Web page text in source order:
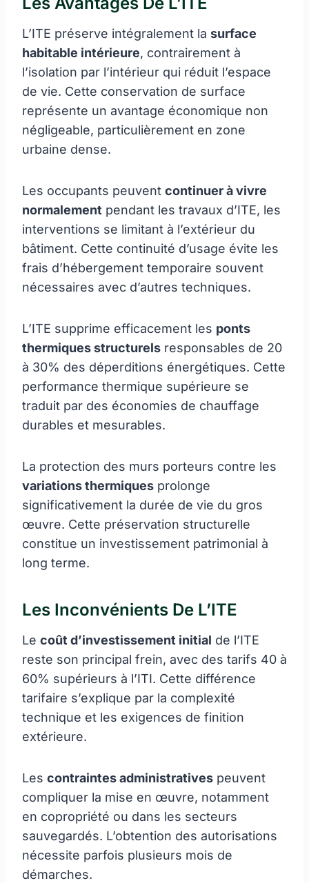
L’ITE préserve intégralement la surface
habitable intérieure, contrairement à
l’isolation par l’intérieur qui réduit l’espace
de vie. Cette conservation de surface
représente un avantage économique non
négligeable, particulièrement en zone
urbaine dense.
Les occupants peuvent continuer à vivre
normalement pendant les travaux d’ITE, les
interventions se limitant à l’extérieur du
bâtiment. Cette continuité d’usage évite les
frais d’hébergement temporaire souvent
nécessaires avec d’autres techniques.
L’ITE supprime efficacement les ponts
thermiques structurels responsables de 20
à 30% des déperditions énergétiques. Cette
performance thermique supérieure se
traduit par des économies de chauffage
durables et mesurables.
La protection des murs porteurs contre les
variations thermiques prolonge
significativement la durée de vie du gros
œuvre. Cette préservation structurelle
constitue un investissement patrimonial à
long terme.
Les Inconvénients De L’ITE
Le coût d’investissement initial de l’ITE
reste son principal frein, avec des tarifs 40 à
60% supérieurs à l’ITI. Cette différence
tarifaire s’explique par la complexité
technique et les exigences de finition
extérieure.
Les contraintes administratives peuvent
compliquer la mise en œuvre, notamment
en copropriété ou dans les secteurs
sauvegardés. L’obtention des autorisations
nécessite parfois plusieurs mois de
démarches.